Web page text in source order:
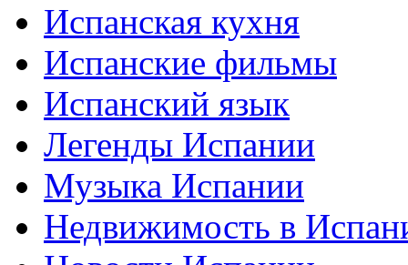
Испанская кухня
Испанские фильмы
Испанский язык
Легенды Испании
Музыка Испании
Недвижимость в